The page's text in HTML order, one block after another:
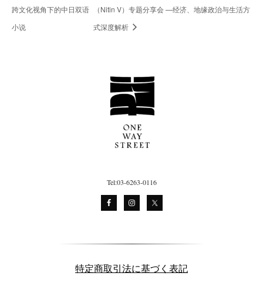
跨文化视角下的中日双语
小说
（Nitin V）专题分享会 —经济、地缘政治与生活方
式深度解析
Tel:03-6263-0116
特定商取引法に基づく表記